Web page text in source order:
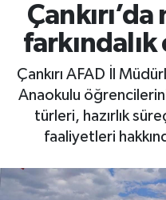
Çankırı AFAD İl
Anaokulu
türleri, hazırlık
faaliyetleri
EKONOMİ
SAĞLIK
SPOR
EĞİTİM
YAŞAM
Trafik Durumu
Süper Lig Puan
Tüm Manşetler
Son Dakika
Haber Arşivi